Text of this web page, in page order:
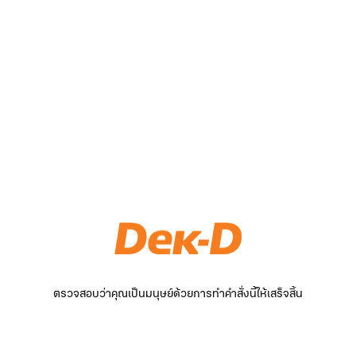
ตรวจสอบว่าคุณเป็นมนุษย์ด้วยการทำคำสั่งนี้ให้เสร็จสิ้น